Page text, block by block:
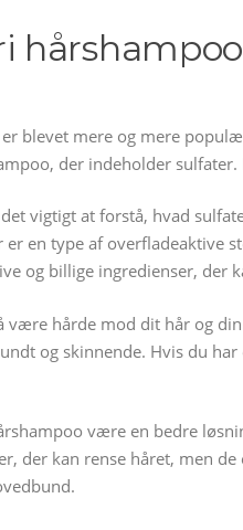
blevet mere og mere
der indeholder
vigtigt at forstå, hvad
er en type af overfladeaktive
og billige ingredienser, der
være hårde mod dit hår og
og skinnende. Hvis du
være en bedre
der kan rense håret, men